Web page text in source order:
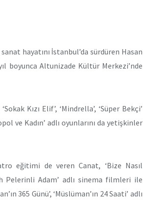
hayatını İstanbul’da sürdüren Hasan
boyunca Altunizade Kültür Merkezi’nde
Kızı Elif’, ‘Mindrella’, ‘Süper Bekçi’
ve Kadın’ adlı oyunlarını da yetişkinler
eğitimi de veren Canat, ‘Bize Nasıl
Pelerinli Adam’ adlı sinema filmleri ile
365 Günü’, ‘Müslüman’ın 24 Saati’ adlı